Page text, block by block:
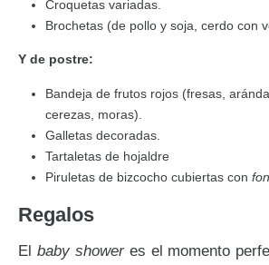
Croquetas variadas.
Brochetas (de pollo y soja, cerdo con
Y de postre:
Bandeja de frutos rojos (fresas,
cerezas, moras).
Galletas decoradas.
Tartaletas de hojaldre
Piruletas de bizcocho cubiertas con
Regalos
El baby showeres el momento